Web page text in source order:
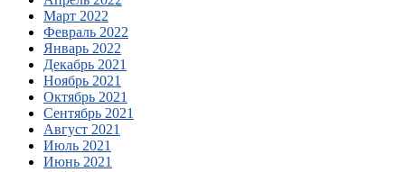
Март 2022
Февраль 2022
Январь 2022
Декабрь 2021
Ноябрь 2021
Октябрь 2021
Сентябрь 2021
Август 2021
Июль 2021
Июнь 2021